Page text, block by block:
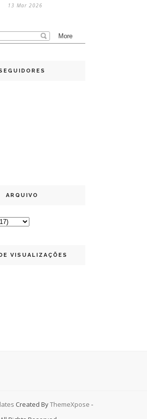
13 Mar 2026
ARQUIVO
VISUALIZAÇÕES
Created ByThemeXpose -